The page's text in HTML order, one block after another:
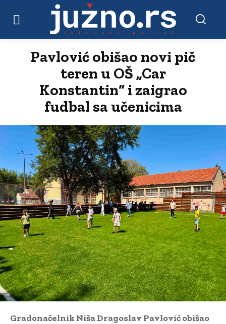
Pavlović obišao novi pič
teren u OŠ „Car
Konstantin“ i zaigrao
fudbal sa učenicima
Gradonačelnik Niša Dragoslav Pavlović obišao